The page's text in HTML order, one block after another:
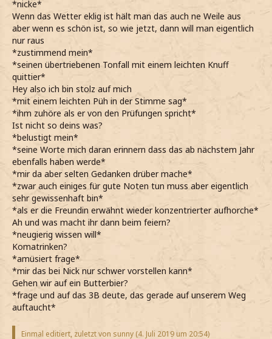
*nicke*
Wenn das Wetter eklig ist hält man das auch ne Weile aus
aber wenn es schön ist, so wie jetzt, dann will man eigentlich
nur raus
*zustimmend mein*
*seinen übertriebenen Tonfall mit einem leichten Knuff
quittier*
Hey also ich bin stolz auf mich
*mit einem leichten Püh in der Stimme sag*
*ihm zuhöre als er von den Prüfungen spricht*
Ist nicht so deins was?
*belustigt mein*
*seine Worte mich daran erinnern dass das ab nächstem Jahr
ebenfalls haben werde*
*mir da aber selten Gedanken drüber mache*
*zwar auch einiges für gute Noten tun muss aber eigentlich
sehr gewissenhaft bin*
*als er die Freundin erwähnt wieder konzentrierter aufhorche*
Ah und was macht ihr dann beim feiern?
*neugierig wissen will*
Komatrinken?
*amüsiert frage*
*mir das bei Nick nur schwer vorstellen kann*
Gehen wir auf ein Butterbier?
*frage und auf das 3B deute, das gerade auf unserem Weg
auftaucht*
Einmal editiert, zuletzt von sunny (4. Juli 2019 um 20:54)